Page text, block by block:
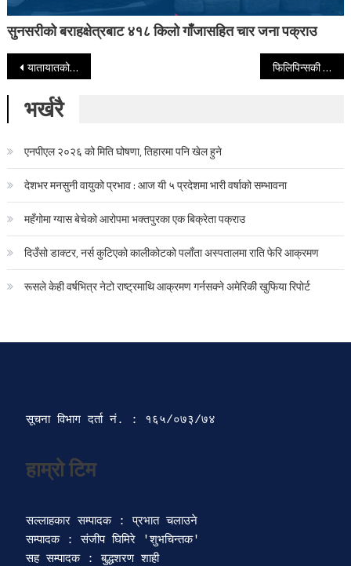
सुनसरीको बराहक्षेत्रबाट ४१८ किलो गाँजासहित चार जना पक्राउ
Post navigation
यातायातको बदनाम कोठा नम्बर १२ मा यसरी हुन्छ दिनदहाडै हाकाहाकी घुसको लेनदेन फिलिपिन्सकी राजकुमारी कसरी अाइपुगिन, मकवानपुरमा शान्ति प्रवचन दिँदै
भर्खरै
एनपीएल २०२६ को मिति घोषणा, तिहारमा पनि खेल हुने
देशभर मनसुनी वायुको प्रभाव : आज यी ५ प्रदेशमा भारी वर्षाको सम्भावना
महँगोमा ग्यास बेचेको आरोपमा भक्तपुरका एक बिक्रेता पक्राउ
दिउँसो डाक्टर, नर्स कुटिएको कालीकोटको पलाँता अस्पतालमा राति फेरि आक्रमण
रूसले केही वर्षभित्र नेटो राष्ट्रमाथि आक्रमण गर्नसक्ने अमेरिकी खुफिया रिपोर्ट
सूचना विभाग दर्ता‍ नं. : १६५/०७३/७४
हाम्रो टिम
सल्लाहकार सम्पादक : प्रभात चलाउने
सम्पादक : संजीप घिमिरे 'शुभचिन्तक'
सह सम्पादक : बुद्धशरण शाही